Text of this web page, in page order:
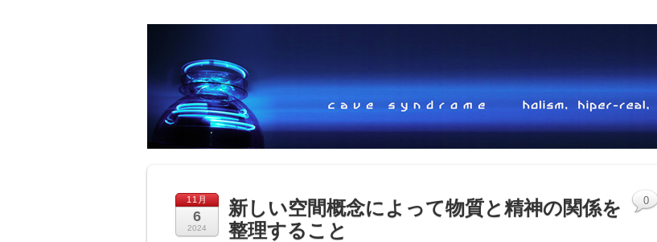
11月
6
2024
新しい空間概念によって物質と精神の関係を
整理すること
0